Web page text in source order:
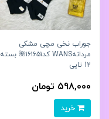
جوراب نخی مچی مشکی
مردانهWANS کد۱۶۱۶۵۱🌺 بسته
12 تایی
598,000 تومان